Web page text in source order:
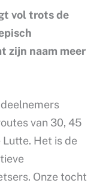
vol trots de
zijn naam meer
van 30, 45
Het is de
Onze tocht